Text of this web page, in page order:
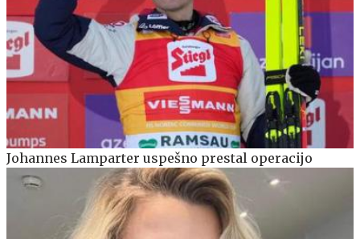
Johannes Lamparter uspešno prestal operacijo